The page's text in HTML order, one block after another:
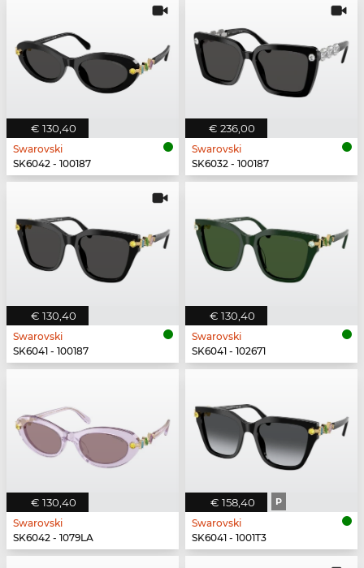
€ 130,40
Swarovski
SK6042 - 100187
€ 236,00
Swarovski
SK6032 - 100187
€ 130,40
Swarovski
SK6041 - 100187
€ 130,40
Swarovski
SK6041 - 102671
€ 130,40
Swarovski
SK6042 - 1079LA
€ 158,40 P
Swarovski
SK6041 - 1001T3